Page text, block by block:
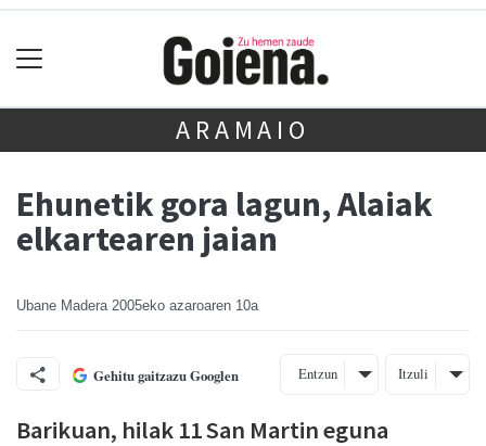
ARAMAIO
Ehunetik gora lagun, Alaiak
elkartearen jaian
Ubane Madera 2005eko azaroaren 10a
Gehitu gaitzazu Googlen Entzun Itzuli
Barikuan, hilak 11 San Martin eguna